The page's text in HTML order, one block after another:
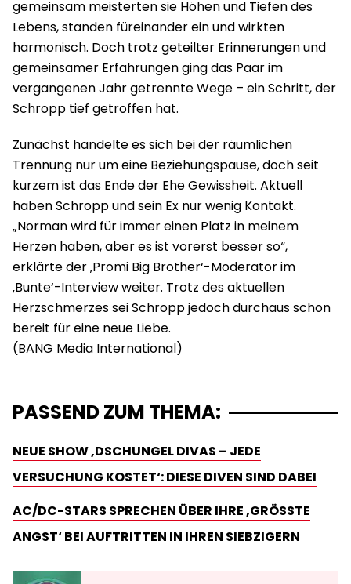
gemeinsam meisterten sie Höhen und Tiefen des
Lebens, standen füreinander ein und wirkten
harmonisch. Doch trotz geteilter Erinnerungen und
gemeinsamer Erfahrungen ging das Paar im
vergangenen Jahr getrennte Wege – ein Schritt, der
Schropp tief getroffen hat.
Zunächst handelte es sich bei der räumlichen
Trennung nur um eine Beziehungspause, doch seit
kurzem ist das Ende der Ehe Gewissheit. Aktuell
haben Schropp und sein Ex nur wenig Kontakt.
„Norman wird für immer einen Platz in meinem
Herzen haben, aber es ist vorerst besser so“,
erklärte der ‚Promi Big Brother‘-Moderator im
‚Bunte‘-Interview weiter. Trotz des aktuellen
Herzschmerzes sei Schropp jedoch durchaus schon
bereit für eine neue Liebe.
PASSEND ZUM THEMA:
NEUE SHOW ‚DSCHUNGEL DIVAS – JEDE
VERSUCHUNG KOSTET‘: DIESE DIVEN SIND DABEI
AC/DC-STARS SPRECHEN ÜBER IHRE ‚GRÖSSTE A
NGST‘ BEI AUFTRITTEN IN IHREN SIEBZIGERN